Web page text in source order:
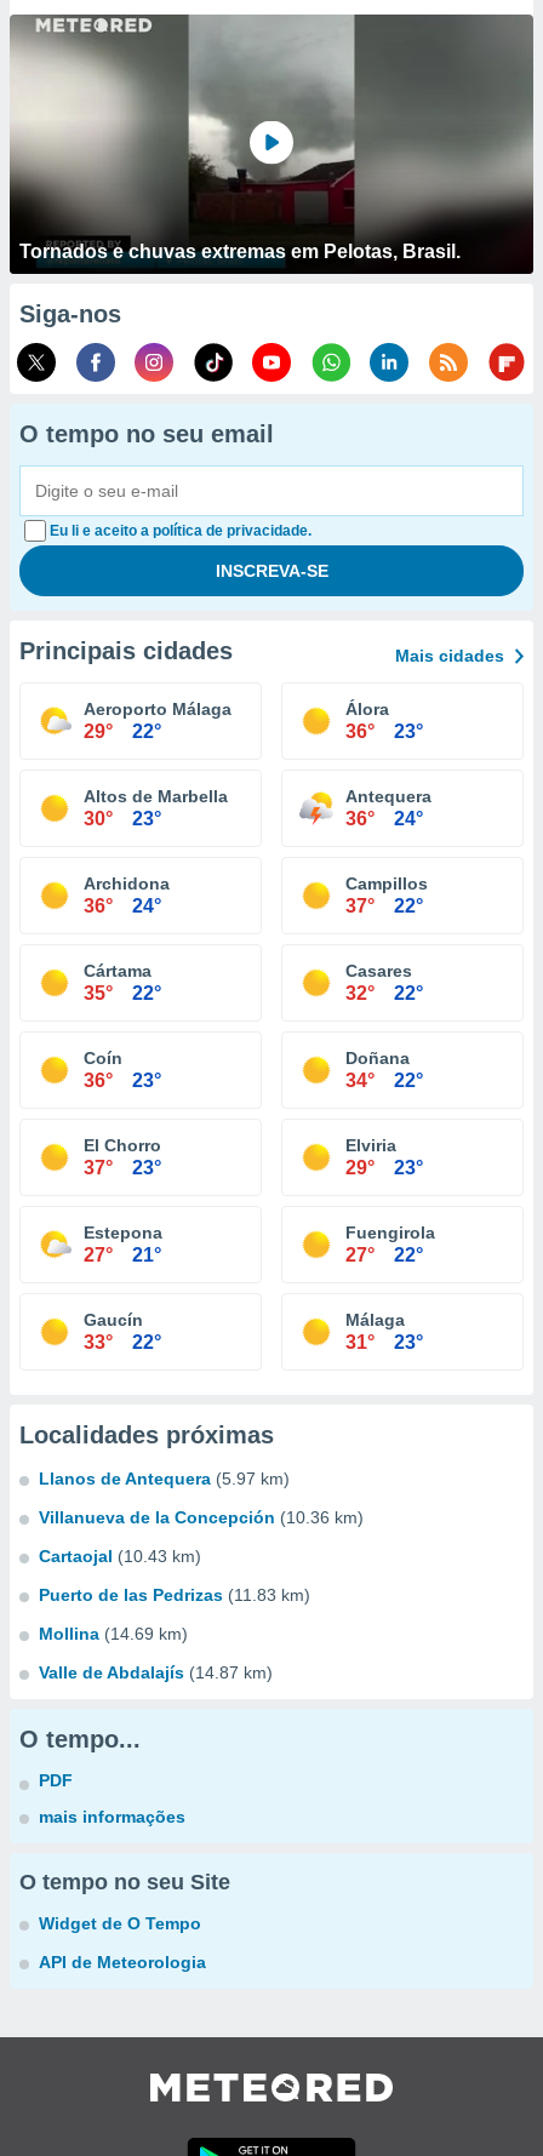
Tornados e chuvas extremas em Pelotas, Brasil.
Siga-nos
O tempo no seu email
Eu li e aceito a política de privacidade.
Principais cidades Mais cidades
Aeroporto Málaga
29° 22°
Álora
36° 23°
Altos de Marbella
30° 23°
Antequera
36° 24°
Archidona
36° 24°
Campillos
37° 22°
Cártama
35° 22°
Casares
32° 22°
Coín
36° 23°
Doñana
34° 22°
El Chorro
37° 23°
Elviria
29° 23°
Estepona
27° 21°
Fuengirola
27° 22°
Gaucín
33° 22°
Málaga
31° 23°
Localidades próximas
Llanos de Antequera (5.97 km)
Villanueva de la Concepción (10.36 km)
Cartaojal (10.43 km)
Puerto de las Pedrizas (11.83 km)
Mollina (14.69 km)
Valle de Abdalajís (14.87 km)
O tempo...
PDF
mais informações
O tempo no seu Site
Widget de O Tempo
API de Meteorologia